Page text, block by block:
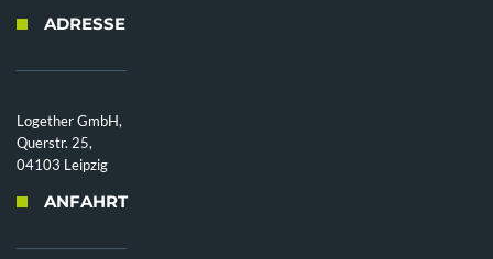
ADRESSE
Logether GmbH,
Querstr. 25,
04103 Leipzig
ANFAHRT